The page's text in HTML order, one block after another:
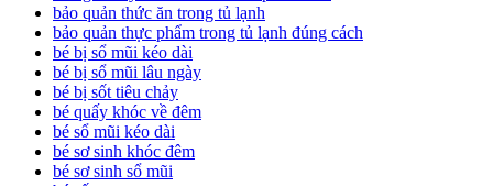
bảo quản thức ăn trong tủ lạnh
bảo quản thực phẩm trong tủ lạnh đúng cách
bé bị sổ mũi kéo dài
bé bị sổ mũi lâu ngày
bé bị sốt tiêu chảy
bé quấy khóc về đêm
bé sổ mũi kéo dài
bé sơ sinh khóc đêm
bé sơ sinh sổ mũi